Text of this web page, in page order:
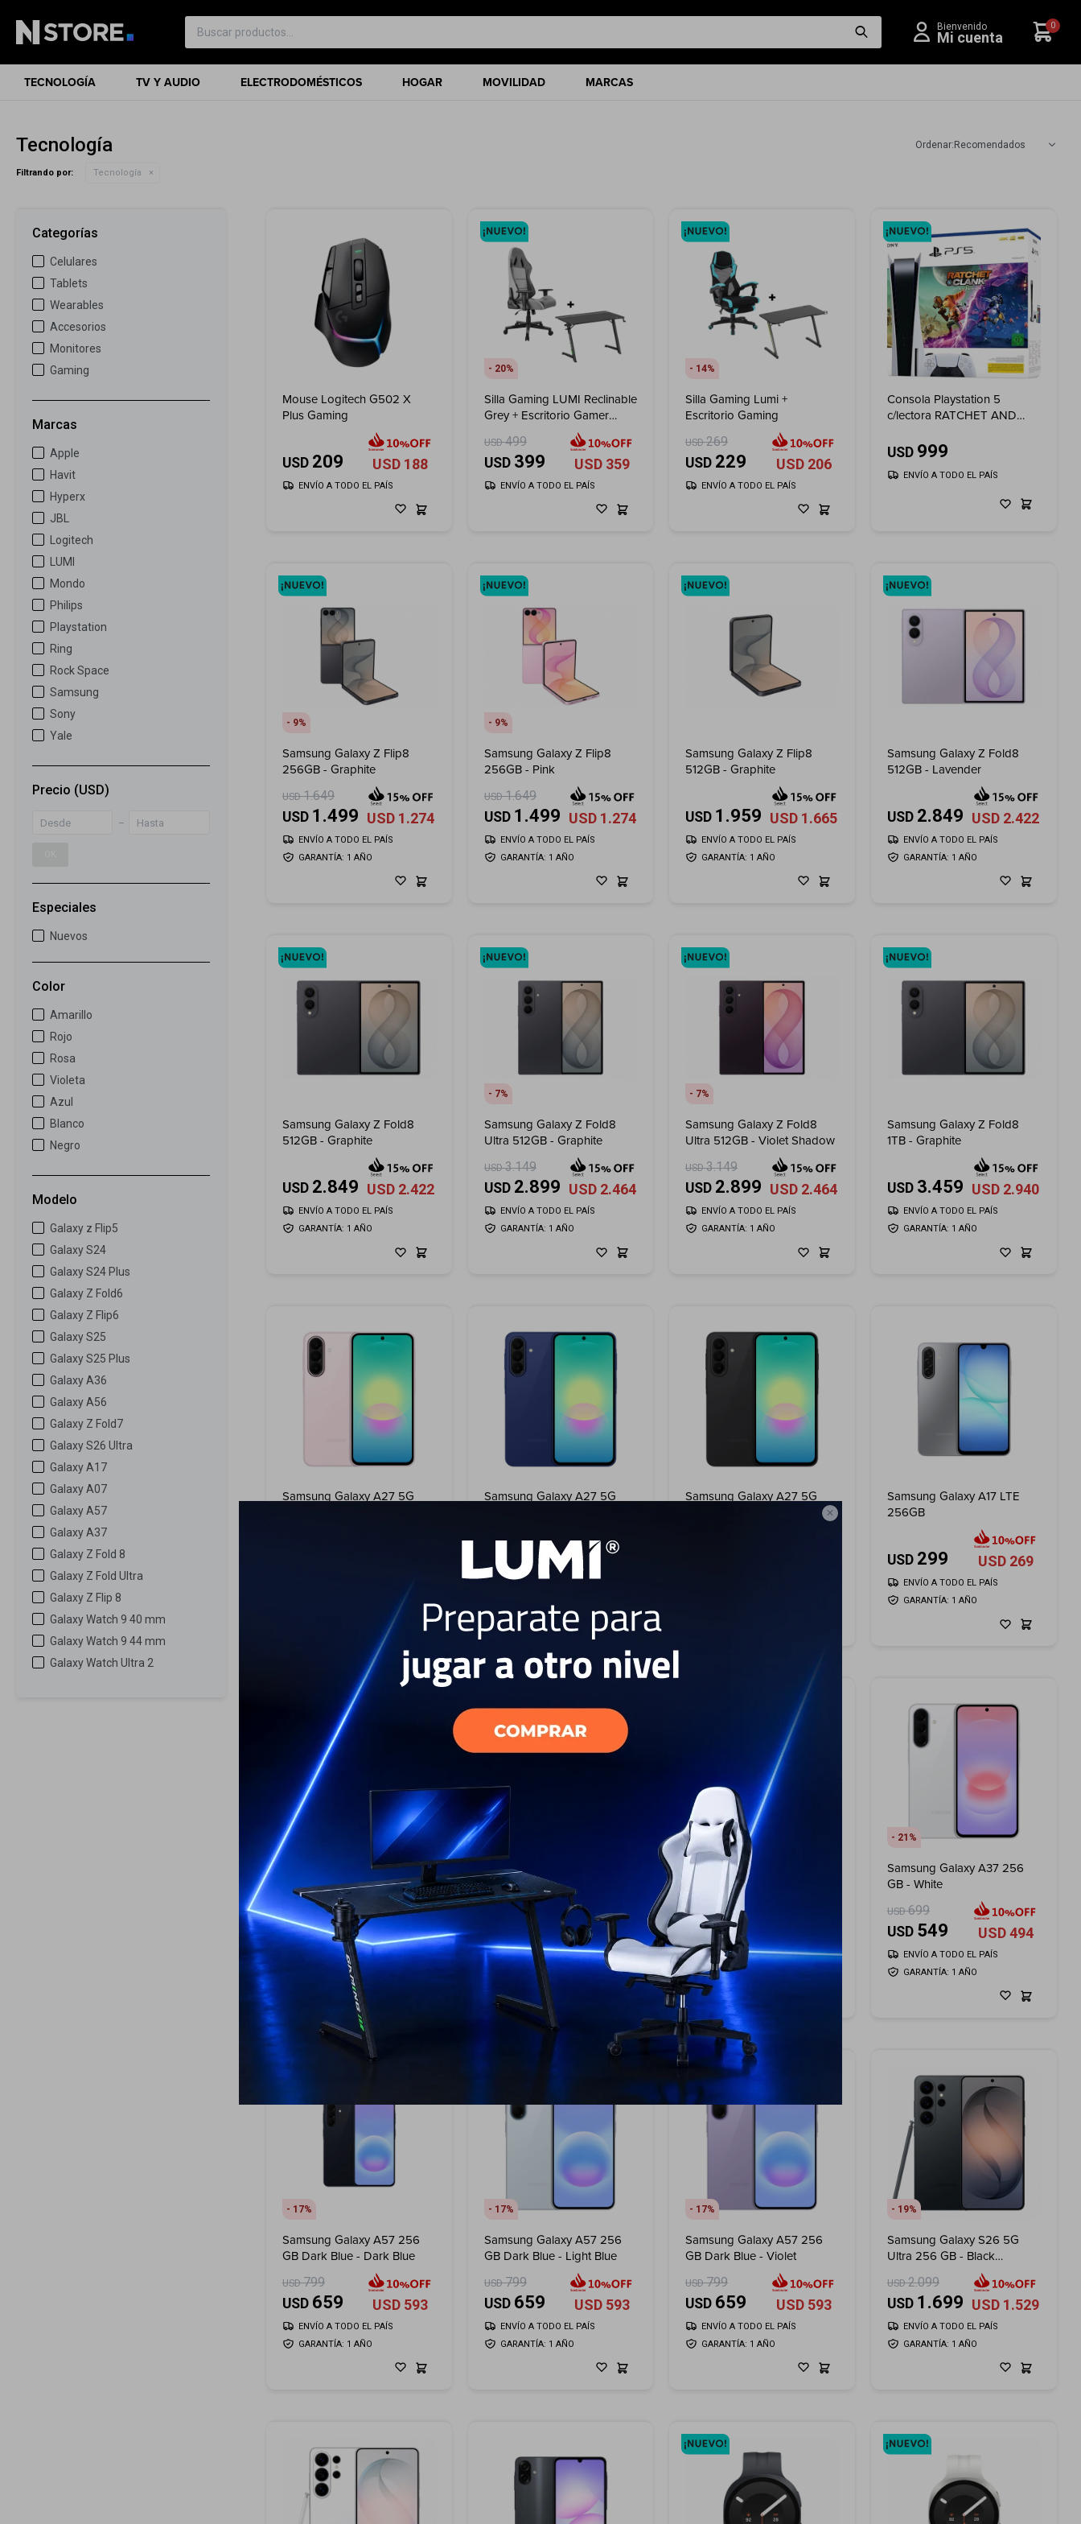

TECNOLOGÍA TV Y AUDIO ELECTRODOMÉSTICOS HOGAR MOVILIDAD MARCAS
0
Tecnología Recomendados
Filtrando por: Tecnología
Mouse Logitech G502 X
Plus Gaming
USD 209 USD 188
ENVÍO A TODO EL PAÍS
20
Silla Gaming LUMI Reclinable
Grey + Escritorio Gamer
LUMI GMD16-3 con Luz RGB
USD 499
USD 399 USD 359
ENVÍO A TODO EL PAÍS
14
Silla Gaming Lumi +
Escritorio Gaming
USD 269
USD 229 USD 206
ENVÍO A TODO EL PAÍS
Consola Playstation 5
c/lectora RATCHET AND
USD 999
ENVÍO A TODO EL PAÍS
9
Samsung Galaxy Z Flip8
256GB - Graphite
USD 1.649
USD 1.499 USD 1.274
GARANTÍA: 1 AÑO
ENVÍO A TODO EL PAÍS
9
Samsung Galaxy Z Flip8
256GB - Pink
USD 1.649
USD 1.499 USD 1.274
GARANTÍA: 1 AÑO
ENVÍO A TODO EL PAÍS
Samsung Galaxy Z Flip8
512GB - Graphite
USD 1.959 USD 1.665
GARANTÍA: 1 AÑO
ENVÍO A TODO EL PAÍS
Samsung Galaxy Z Fold8
512GB - Lavender
USD 2.849 USD 2.422
GARANTÍA: 1 AÑO
ENVÍO A TODO EL PAÍS
Samsung Galaxy Z Fold8
512GB - Graphite
USD 2.849 USD 2.422
GARANTÍA: 1 AÑO
ENVÍO A TODO EL PAÍS
7
Samsung Galaxy Z Fold8
Ultra 512GB - Graphite
USD 3.149
USD 2.899 USD 2.464
GARANTÍA: 1 AÑO
ENVÍO A TODO EL PAÍS
7
Samsung Galaxy Z Fold8
Ultra 512GB - Violet Shadow
USD 3.149
USD 2.899 USD 2.464
GARANTÍA: 1 AÑO
ENVÍO A TODO EL PAÍS
Samsung Galaxy Z Fold8
1TB - Graphite
USD 3.459 USD 2.940
GARANTÍA: 1 AÑO
ENVÍO A TODO EL PAÍS
Samsung Galaxy A27 5G
Samsung Galaxy A27 5G
USD 489 USD
ENVÍO A TODO EL PAÍS
Samsung Galaxy A27 5G
Samsung Galaxy A17 LTE
256GB
USD 299 USD 269
GARANTÍA: 1 AÑO
ENVÍO A TODO EL PAÍS
21
Samsung Galaxy A37 256
GB - Dark Green
USD 699
USD 549 USD494
GARANTÍA: 1 AÑO
ENVÍO A TODO EL PAÍS
21
Samsung Galaxy A37 256
GB - Violet
699
USD 549 USD494
GARANTÍA: 1 AÑO
ENVÍO A TODO EL PAÍS
21
Samsung Galaxy A37 256
GB - Gray
USD 699
USD 549 USD
GARANTÍA: 1 AÑO
ENVÍO A TODO EL PAÍS
21
Samsung Galaxy A37 256
GB - White
USD 699
USD 549 USD 494
GARANTÍA: 1 AÑO
ENVÍO A TODO EL PAÍS
17
Samsung Galaxy A57 256
GB Dark Blue - Dark Blue
USD 799
USD 659 USD 593
GARANTÍA: 1 AÑO
ENVÍO A TODO EL PAÍS
17
Samsung Galaxy A57 256
GB Dark Blue - Light Blue
USD 799
USD 659 USD 593
GARANTÍA: 1 AÑO
ENVÍO A TODO EL PAÍS
17
Samsung Galaxy A57 256
GB Dark Blue - Violet
USD 799
USD 659 USD 593
GARANTÍA: 1 AÑO
ENVÍO A TODO EL PAÍS
19
Samsung Galaxy S26 5G
Ultra 256 GB - Black
USD 2.099
USD 1.699 USD 1.529
GARANTÍA: 1 AÑO
ENVÍO A TODO EL PAÍS
Categorías
Celulares
Tablets
Wearables
Accesorios
Monitores
Gaming
Marcas
Apple
Havit
Hyperx
JBL
Logitech
LUMI
Mondo
Philips
Playstation
Ring
Rock Space
Samsung
Sony
Yale
Precio (USD)
Especiales
Nuevos
Color
Amarillo
Rojo
Rosa
Violeta
Azul
Blanco
Negro
Modelo
Galaxy z Flip5
Galaxy S24
Galaxy S24 Plus
Galaxy Z Fold6
Galaxy Z Flip6
Galaxy S25
Galaxy S25 Plus
Galaxy A36
Galaxy A56
Galaxy Z Fold7
Galaxy S26 Ultra
Galaxy A17
Galaxy A07
Galaxy A57
Galaxy A37
Galaxy Z Fold 8
Galaxy Z Fold Ultra
Galaxy Z Flip 8
Galaxy Watch 9 40 mm
Galaxy Watch 9 44 mm
Galaxy Watch Ultra 2